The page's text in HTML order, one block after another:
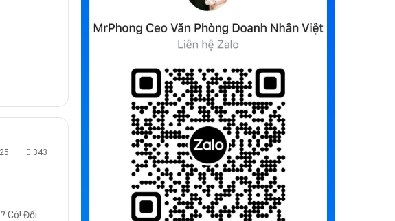
343
Có! Đổi